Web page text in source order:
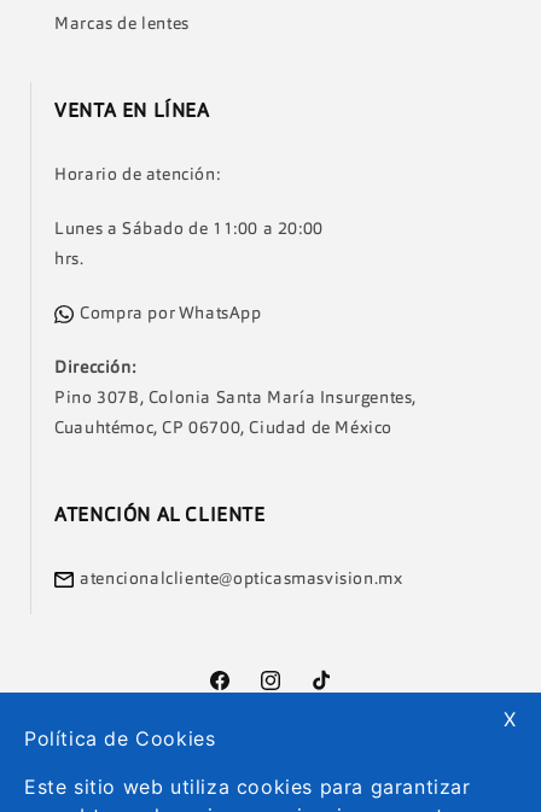
Política de Cookies
Este sitio web utiliza cookies para garantizar
X
Marcas de lentes
VENTA EN LÍNEA
Horario de atención:
Lunes a Sábado de 11:00 a 20:00
hrs.
Compra por WhatsApp
Dirección:
Pino 307B, Colonia Santa María Insurgentes,
Cuauhtémoc, CP 06700, Ciudad de México
ATENCIÓN AL CLIENTE
atencionalcliente@opticasmasvision.mx
FacebookInstagram
TikTok
Formas